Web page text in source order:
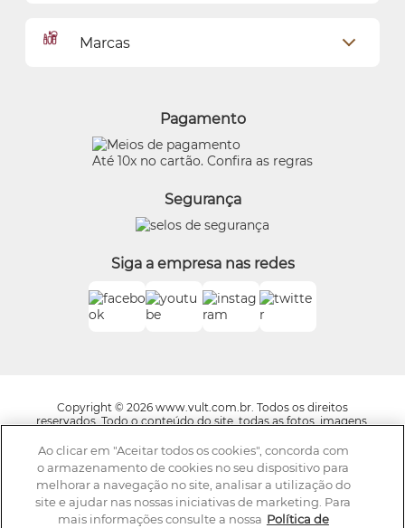
Pagamentos
Política de Privacidade
Preferências de Cookies
Termos de Uso
Trocas e Devoluções
Meus endereços
Marcas
Quem Disse, Berenice?
Beleza na Web
Boticário Internacional
Pagamento
Até 10x no cartão. Confira as regras
Segurança
Siga a empresa nas redes
Copyright © 2026 www.vult.com.br. Todos os direitos
reservados. Todo o conteúdo do site, todas as fotos, imagens,
layout, trade dress, aqui veiculados são de propriedade exclusiva
da Boticário Produto de Beleza Ltda. É vedada qualquer
reprodução, total ou parcial, de qualquer elemento de
identidade, sem expressa autorização. A violação de qualquer
direito mencionado implicará na responsabilização cível e
criminal nos termos da Lei. Os preços dos produtos estão
Ao clicar em "Aceitar todos os cookies", concorda com
o armazenamento de cookies no seu dispositivo para
melhorar a navegação no site, analisar a utilização do
site e ajudar nas nossas iniciativas de marketing. Para
mais informações consulte a nossa Política de